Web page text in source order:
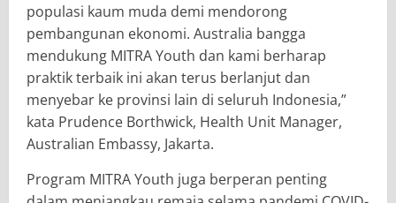
populasi kaum muda demi mendorong
pembangunan ekonomi. Australia bangga
mendukung MITRA Youth dan kami berharap
praktik terbaik ini akan terus berlanjut dan
menyebar ke provinsi lain di seluruh Indonesia,”
kata Prudence Borthwick, Health Unit Manager,
Australian Embassy, Jakarta.
​Program MITRA Youth juga berperan penting